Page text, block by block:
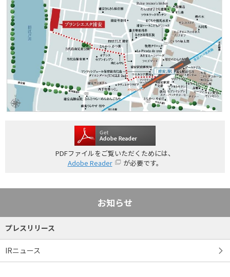
PDFファイルをご覧いただくためには、
Adobe Reader
が必要です。
お知らせ
プレスリリース
IRニュース